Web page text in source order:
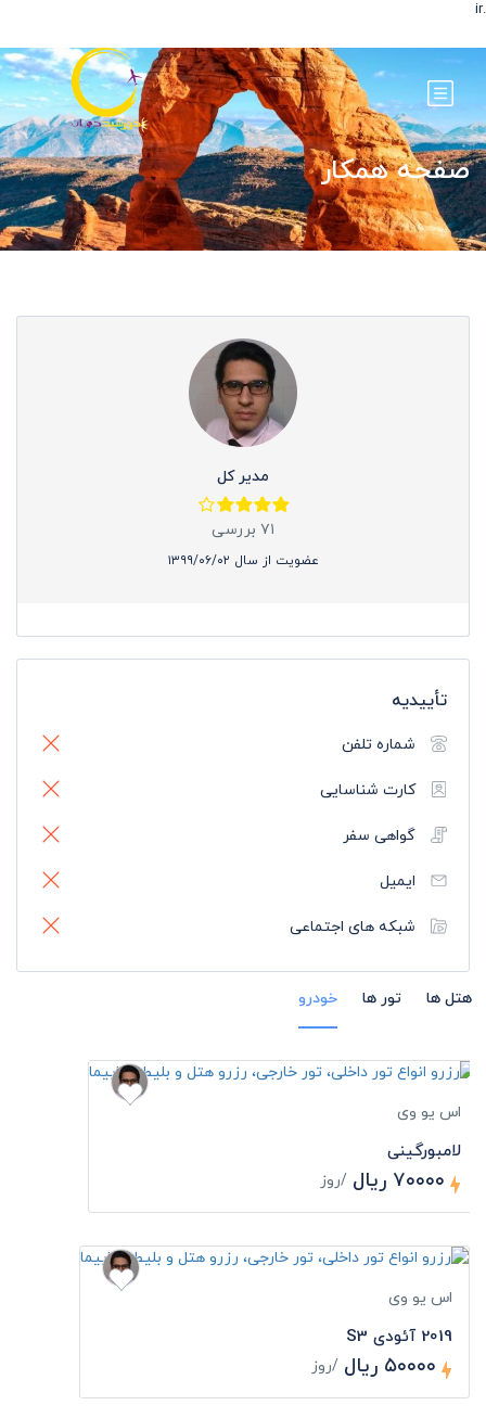
.ir
صفحه همکار
مدیر کل
۷۱ بررسی
عضویت از سال ۱۳۹۹/۰۶/۰۲
تأییدیه
شماره تلفن
کارت شناسایی
گواهی سفر
ایمیل
شبکه های اجتماعی
هتل ها تور ها خودرو
اس یو وی
لامبورگینی
۷۰۰۰۰ ریال /روز
اس یو وی
2019 آئودی S3
۵۰۰۰۰ ریال /روز